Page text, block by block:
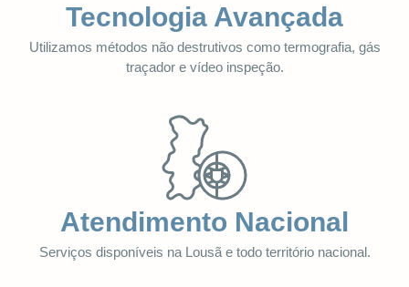
Tecnologia Avançada
Utilizamos métodos não destrutivos como termografia, gás
traçador e vídeo inspeção.
Atendimento Nacional
Serviços disponíveis na Lousã e todo território nacional.